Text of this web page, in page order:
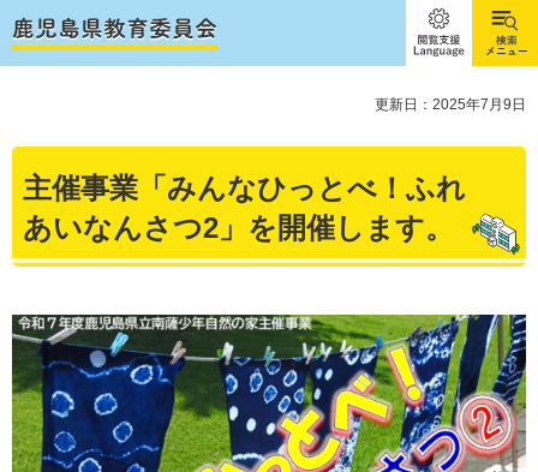
閲覧支
援
Language
検索メ
ニュー
更新日：2025年7月9日
主催事業「みんなひっとべ！ふれ
あいなんさつ2」を開催します。